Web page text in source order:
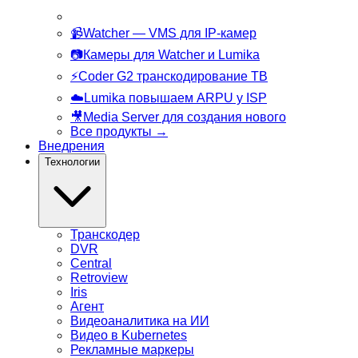
📹Watcher — VMS для IP-камер
📷Камеры для Watcher и Lumika
⚡Coder G2 транскодирование ТВ
☁️ Lumika повышаем ARPU у ISP
🎥 Media Server для создания нового
Все продукты →
Внедрения
Технологии
Транскодер
DVR
Central
Retroview
Iris
Агент
Видеоаналитика на ИИ
Видео в Kubernetes
Рекламные маркеры